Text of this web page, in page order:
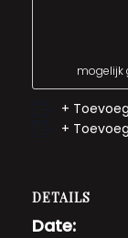
mogelijk
+
+
DETAILS
Date: